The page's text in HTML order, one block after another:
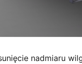
nadmiaru